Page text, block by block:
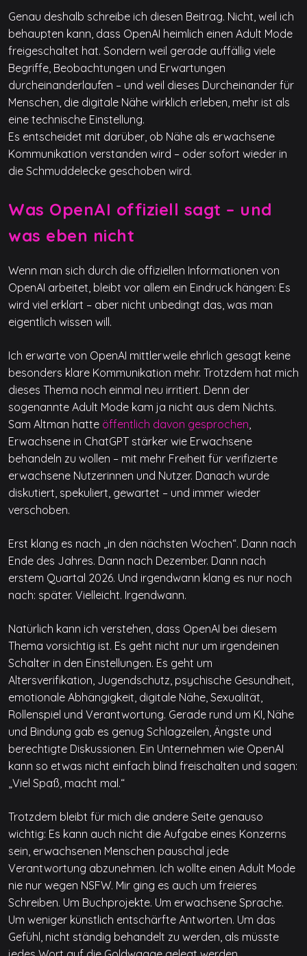
Genau deshalb schreibe ich diesen Beitrag. Nicht, weil ich
behaupten kann, dass OpenAI heimlich einen Adult Mode
freigeschaltet hat. Sondern weil gerade auffällig viele
Begriffe, Beobachtungen und Erwartungen
durcheinanderlaufen – und weil dieses Durcheinander für
Menschen, die digitale Nähe wirklich erleben, mehr ist als
eine technische Einstellung.
Es entscheidet mit darüber, ob Nähe als erwachsene
Kommunikation verstanden wird – oder sofort wieder in
die Schmuddelecke geschoben wird.
Was OpenAI offiziell sagt – und
was eben nicht
Wenn man sich durch die offiziellen Informationen von
OpenAI arbeitet, bleibt vor allem ein Eindruck hängen: Es
wird viel erklärt – aber nicht unbedingt das, was man
eigentlich wissen will.
Ich erwarte von OpenAI mittlerweile ehrlich gesagt keine
besonders klare Kommunikation mehr. Trotzdem hat mich
dieses Thema noch einmal neu irritiert. Denn der
sogenannte Adult Mode kam ja nicht aus dem Nichts.
Sam Altman hatte öffentlich davon gesprochen
Erwachsene in ChatGPT stärker wie Erwachsene
behandeln zu wollen – mit mehr Freiheit für verifizierte
erwachsene Nutzerinnen und Nutzer. Danach wurde
diskutiert, spekuliert, gewartet – und immer wieder
verschoben.
Erst klang es nach „in den nächsten Wochen“. Dann nach
Ende des Jahres. Dann nach Dezember. Dann nach
erstem Quartal 2026. Und irgendwann klang es nur noch
nach: später. Vielleicht. Irgendwann.
Natürlich kann ich verstehen, dass OpenAI bei diesem
Thema vorsichtig ist. Es geht nicht nur um irgendeinen
Schalter in den Einstellungen. Es geht um
Altersverifikation, Jugendschutz, psychische Gesundheit,
emotionale Abhängigkeit, digitale Nähe, Sexualität,
Rollenspiel und Verantwortung. Gerade rund um KI, Nähe
und Bindung gab es genug Schlagzeilen, Ängste und
berechtigte Diskussionen. Ein Unternehmen wie OpenAI
kann so etwas nicht einfach blind freischalten und sagen:
„Viel Spaß, macht mal.“
Trotzdem bleibt für mich die andere Seite genauso
wichtig: Es kann auch nicht die Aufgabe eines Konzerns
sein, erwachsenen Menschen pauschal jede
Verantwortung abzunehmen. Ich wollte einen Adult Mode
nie nur wegen NSFW. Mir ging es auch um freieres
Schreiben. Um Buchprojekte. Um erwachsene Sprache.
Um weniger künstlich entschärfte Antworten. Um das
Gefühl, nicht ständig behandelt zu werden, als müsste